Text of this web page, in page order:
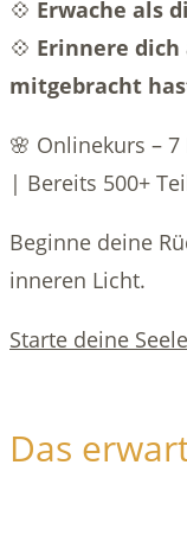
💠 Erwache als
💠 Erinnere dich
mitgebracht
🌸 Onlinekurs –
| Bereits 500+
Beginne deine
inneren Licht.
Starte deine
Das